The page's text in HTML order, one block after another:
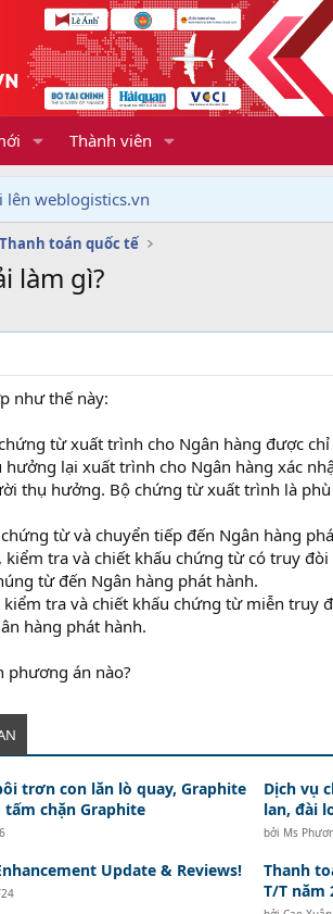
Thành viên
lên weblogistics.vn
Thanh toán quốc tế
làm gì?
như thế này:
từ xuất trình cho Ngân hàng được
lại xuất trình cho Ngân hàng xác
thụ hưởng. Bộ chứng từ xuất trình là
từ và chuyển tiếp đến Ngân hàng
kiểm tra và chiết khấu chứng từ có truy
từ đến Ngân hàng phát hành.
kiểm tra và chiết khấu chứng từ miễn truy
hàng phát hành.
phương án nào?
trơn con lăn lò quay, Graphite
chặn Graphite
Dịch vụ
lan, đài
bởi Ms
Update & Reviews!
Thanh
T/T năm